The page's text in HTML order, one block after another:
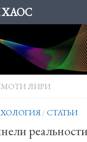
ХАОС
ЛИРИ
/СТАТЬИ